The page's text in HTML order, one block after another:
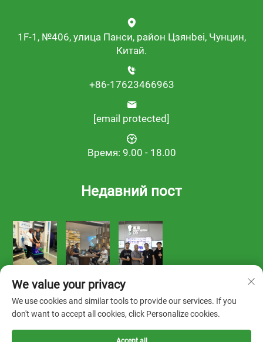
1F-1, №406, улица Панси, район Цзянbei, Чунцин,
Китай.
+86-17623466963
[email protected]
Время: 9.00 - 18.00
Недавний пост
Правообладатель © 2025 FOOTWORK LAB -
We value your privacy
We use cookies and similar tools to provide our services. If you
don't want to accept all cookies, click Personalize cookies.